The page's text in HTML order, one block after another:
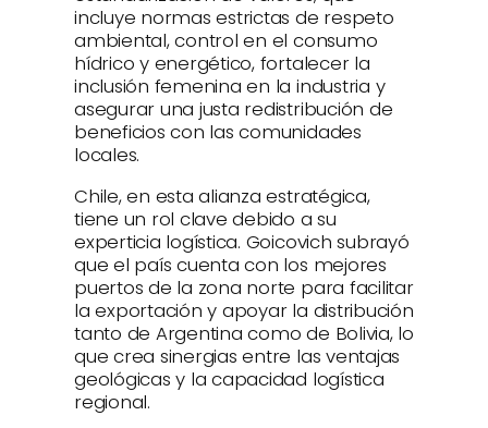
incluye normas estrictas de respeto
ambiental, control en el consumo
hídrico y energético, fortalecer la
inclusión femenina en la industria y
asegurar una justa redistribución de
beneficios con las comunidades
locales.
Chile, en esta alianza estratégica,
tiene un rol clave debido a su
experticia logística. Goicovich subrayó
que el país cuenta con los mejores
puertos de la zona norte para facilitar
la exportación y apoyar la distribución
tanto de Argentina como de Bolivia, lo
que crea sinergias entre las ventajas
geológicas y la capacidad logística
regional.